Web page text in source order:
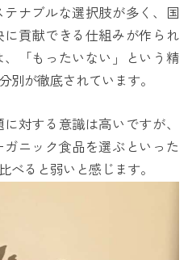
ナブルな選択肢が多く、国
貢献できる仕組みが作られ
「もったいない」という精
別が徹底されています。
対する意識は高いですが、
ニック食品を選ぶといった
べると弱いと感じます。